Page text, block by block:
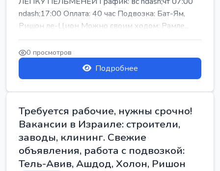
ndash;17:00 Оплата: 40 час Подвозка: Бат-Ям,
Ришон ле-Цион Можно своим ходом: Рамле...
0 просмотров
Подробнее
Требуется рабочие, нужны срочно!
Вакансии в Израиле: строители,
заводы, клининг. Свежие
объявления, работа с подвозкой:
Тель-Авив, Ашдод, Холон, Ришон